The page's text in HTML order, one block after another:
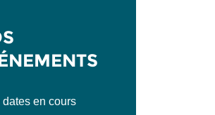
en cours